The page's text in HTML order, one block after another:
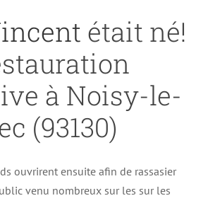
était né!
à Noisy-le-
(93130)
ouvrirent ensuite afin de rassasier
venu nombreux sur les sur les